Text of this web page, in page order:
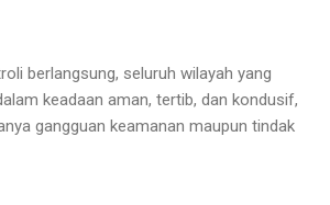
berlangsung, seluruh wilayah yang
keadaan aman, tertib, dan kondusif,
gangguan keamanan maupun tindak